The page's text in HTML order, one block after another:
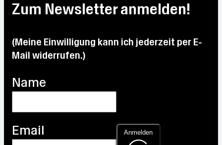
Zum Newsletter anmelden!
(Meine Einwilligung kann ich jederzeit per E-
Mail widerrufen.)
Name
Email Anmelden